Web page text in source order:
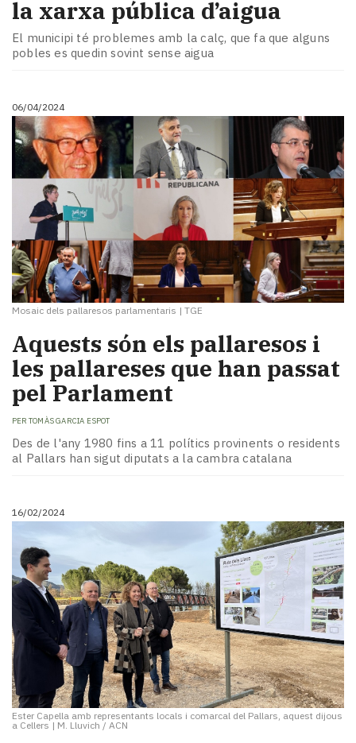
la xarxa pública d’aigua
El municipi té problemes amb la calç, que fa que alguns
pobles es quedin sovint sense aigua
06/04/2024
Mosaic dels pallaresos parlamentaris | TGE
Aquests són els pallaresos i
les pallareses que han passat
pel Parlament
PER TOMÀS GARCIA ESPOT
Des de l'any 1980 fins a 11 polítics provinents o residents
al Pallars han sigut diputats a la cambra catalana
16/02/2024
Ester Capella amb representants locals i comarcal del Pallars, aquest dijous
a Cellers | M. Lluvich / ACN